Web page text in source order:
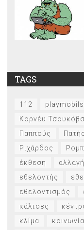
TAGS
112 playmobils
Κορνέυ
Παππούς
Ριχάρδος
έκθεση
αλλαγή
εθελοντής
εθελοντισμός
κάλτσες
κλίμα
κοινωνία